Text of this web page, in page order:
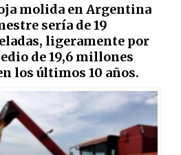
molida en Argentina
sería de 19
ligeramente por
de 19,6 millones
los últimos 10 años.